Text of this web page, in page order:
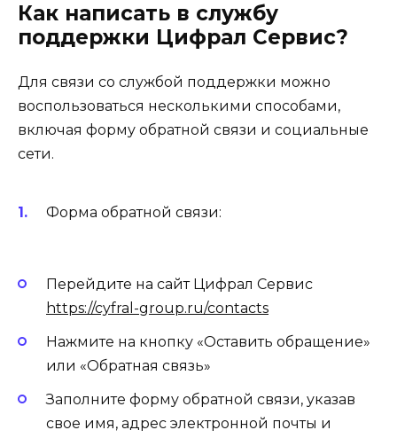
Как написать в службу
поддержки Цифрал Сервис?
Для связи со службой поддержки можно
воспользоваться несколькими способами,
включая форму обратной связи и социальные
сети.
Форма обратной связи:
Перейдите на сайт Цифрал Сервис
https://cyfral-group.ru/contacts
Нажмите на кнопку «Оставить обращение»
или «Обратная связь»
Заполните форму обратной связи, указав
свое имя, адрес электронной почты и